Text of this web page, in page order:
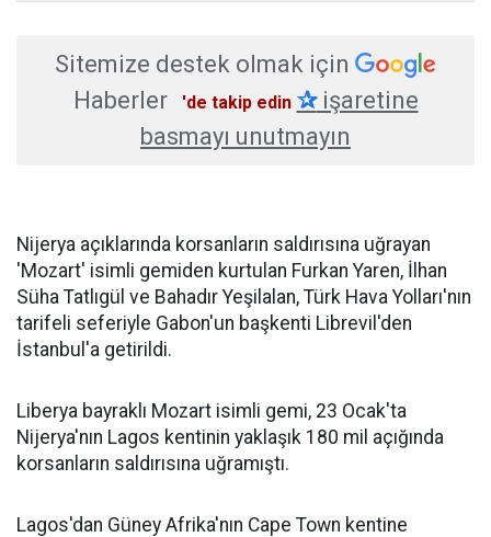
Sitemize destek olmak için
Haberler
'de takip edin ✰işaretine
basmayı unutmayın
Nijerya açıklarında korsanların saldırısına uğrayan
'Mozart' isimli gemiden kurtulan Furkan Yaren, İlhan
Süha Tatlıgül ve Bahadır Yeşilalan, Türk Hava Yolları'nın
tarifeli seferiyle Gabon'un başkenti Librevil'den
İstanbul'a getirildi.
Liberya bayraklı Mozart isimli gemi, 23 Ocak'ta
Nijerya'nın Lagos kentinin yaklaşık 180 mil açığında
korsanların saldırısına uğramıştı.
Lagos'dan Güney Afrika'nın Cape Town kentine